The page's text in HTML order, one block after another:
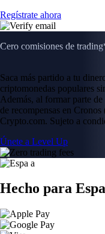
Regístrate ahora
Cero comisiones de
Saca más partido a tu
criptomonedas populares
Además, al formar parte
de recompensas en
Crypto.com. Sujeto a
Únete a Level Up
Hecho para